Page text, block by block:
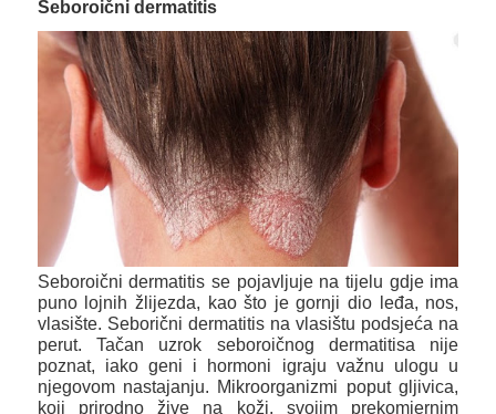
Seboroični dermatitis
Seboroični dermatitis se pojavljuje na tijelu gdje ima
puno lojnih žlijezda, kao što je gornji dio leđa, nos,
vlasište. Seborični dermatitis na vlasištu podsjeća na
perut. Tačan uzrok seboroičnog dermatitisa nije
poznat, iako geni i hormoni igraju važnu ulogu u
njegovom nastajanju. Mikroorganizmi poput gljivica,
koji prirodno žive na koži, svojim prekomjernim